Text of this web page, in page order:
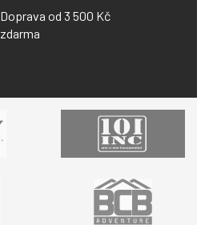
Doprava od 3 500 Kč
zdarma